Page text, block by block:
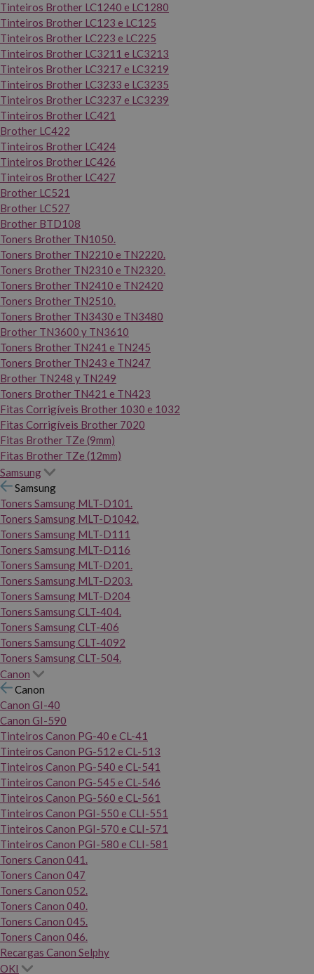
Tinteiros Brother LC1240 e LC1280
Tinteiros Brother LC123 e LC125
Tinteiros Brother LC223 e LC225
Tinteiros Brother LC3211 e LC3213
Tinteiros Brother LC3217 e LC3219
Tinteiros Brother LC3233 e LC3235
Tinteiros Brother LC3237 e LC3239
Tinteiros Brother LC421
Brother LC422
Tinteiros Brother LC424
Tinteiros Brother LC426
Tinteiros Brother LC427
Brother LC521
Brother LC527
Brother BTD108
Toners Brother TN1050.
Toners Brother TN2210 e TN2220.
Toners Brother TN2310 e TN2320.
Toners Brother TN2410 e TN2420
Toners Brother TN2510.
Toners Brother TN3430 e TN3480
Brother TN3600 y TN3610
Toners Brother TN241 e TN245
Toners Brother TN243 e TN247
Brother TN248 y TN249
Toners Brother TN421 e TN423
Fitas Corrigíveis Brother 1030 e 1032
Fitas Corrigíveis Brother 7020
Fitas Brother TZe (9mm)
Fitas Brother TZe (12mm)
Samsung
Samsung
Toners Samsung MLT-D101.
Toners Samsung MLT-D1042.
Toners Samsung MLT-D111
Toners Samsung MLT-D116
Toners Samsung MLT-D201.
Toners Samsung MLT-D203.
Toners Samsung MLT-D204
Toners Samsung CLT-404.
Toners Samsung CLT-406
Toners Samsung CLT-4092
Toners Samsung CLT-504.
Canon
Canon
Canon GI-40
Canon GI-590
Tinteiros Canon PG-40 e CL-41
Tinteiros Canon PG-512 e CL-513
Tinteiros Canon PG-540 e CL-541
Tinteiros Canon PG-545 e CL-546
Tinteiros Canon PG-560 e CL-561
Tinteiros Canon PGI-550 e CLI-551
Tinteiros Canon PGI-570 e CLI-571
Tinteiros Canon PGI-580 e CLI-581
Toners Canon 041.
Toners Canon 047
Toners Canon 052.
Toners Canon 040.
Toners Canon 045.
Toners Canon 046.
Recargas Canon Selphy
OKI